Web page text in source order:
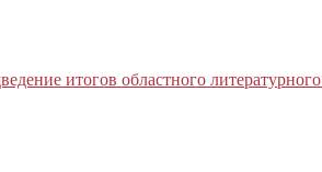
итогов областного